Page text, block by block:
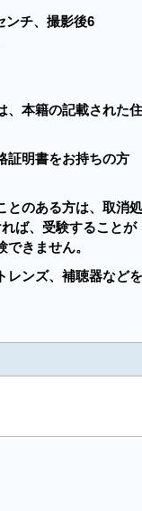
ンチ、撮影後6
、本籍の記載された住
証明書をお持ちの方
とのある方は、取消処
ば、受験することが
きません。
レンズ、補聴器などを